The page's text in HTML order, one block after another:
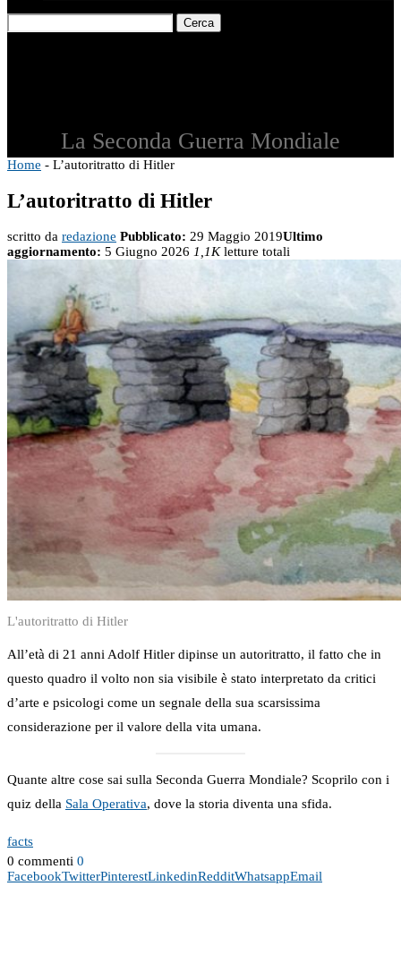
Cerca
La Seconda Guerra Mondiale
Home - L’autoritratto di Hitler
L’autoritratto di Hitler
scritto da redazione Pubblicato: 29 Maggio 2019Ultimo
aggiornamento: 5 Giugno 2026 1,1Kletture totali
L'autoritratto di Hitler
All’età di 21 anni Adolf Hitler dipinse un autoritratto, il fatto che in
questo quadro il volto non sia visibile è stato interpretato da critici
d’arte e psicologi come un segnale della sua scarsissima
considerazione per il valore della vita umana.
Quante altre cose sai sulla Seconda Guerra Mondiale? Scoprilo con i
quiz della Sala Operativa, dove la storia diventa una sfida.
facts
0 commenti 0
FacebookTwitterPinterestLinkedinRedditWhatsappEmail